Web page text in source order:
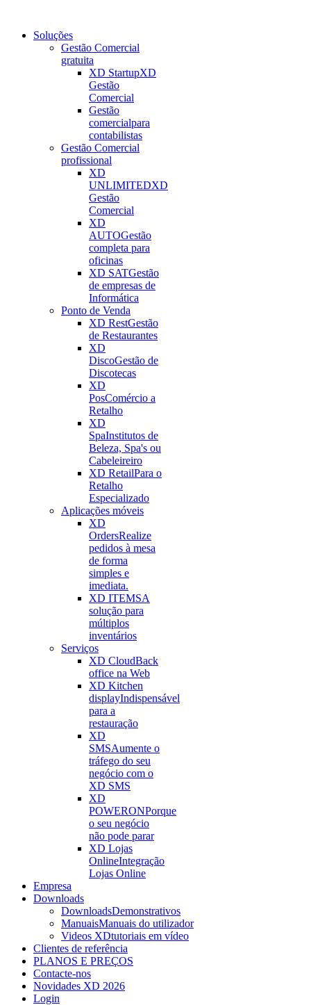
Soluções
Gestão Comercial
gratuita
XD StartupXD
Gestão
Comercial
Gestão
comercialpara
contabilistas
Gestão Comercial
profissional
XD
UNLIMITEDXD
Gestão
Comercial
XD
AUTOGestão
completa para
oficinas
XD SATGestão
de empresas de
Informática
Ponto de Venda
XD RestGestão
de Restaurantes
XD
DiscoGestão de
Discotecas
XD
PosComércio a
Retalho
XD
SpaInstitutos de
Beleza, Spa's ou
Cabeleireiro
XD RetailPara o
Retalho
Especializado
Aplicações móveis
XD
OrdersRealize
pedidos à mesa
de forma
simples e
imediata.
XD ITEMSA
solução para
múltiplos
inventários
Serviços
XD CloudBack
office na Web
XD Kitchen
displayIndispensável
para a
restauração
XD
SMSAumente o
tráfego do seu
negócio com o
XD SMS
XD
POWERONPorque
o seu negócio
não pode parar
XD Lojas
OnlineIntegração
Lojas Online
Empresa
Downloads
DownloadsDemonstrativos
ManuaisManuais do utilizador
Videos XDtutoriais em vídeo
Clientes de referência
PLANOS E PREÇOS
Contacte-nos
Novidades XD 2026
Login